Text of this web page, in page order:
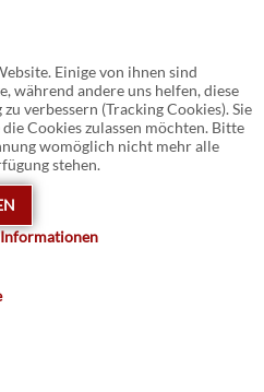
Einige von ihnen sind
während andere uns helfen, diese
verbessern (Tracking Cookies). Sie
Cookies zulassen möchten. Bitte
womöglich nicht mehr alle
stehen.